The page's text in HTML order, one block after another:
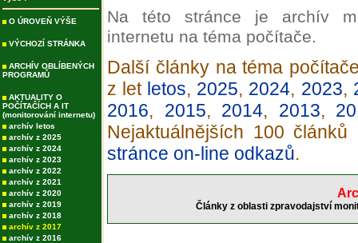
O ÚROVEŇ VÝŠE
VÝCHOZÍ STRÁNKA
ARCHÍV OBLÍBENÝCH
PROGRAMŮ
AKTUALITY O
POČÍTAČÍCH A IT
(monitorování internetu)
archív letos
archív z 2025
archív z 2024
archív z 2023
archív z 2022
archív z 2021
archív z 2020
archív z 2019
archív z 2018
archív z 2017
archív z 2016
Na této stránce je archív
internetu na téma počítače.
Další články na téma
z let letos, 2025, 2024, 2023,
2016, 2015, 2014, 2013,
Nejaktuálnějších 100
stránce on-line odkazů.
Články z oblasti zpravodajství